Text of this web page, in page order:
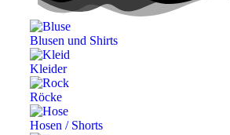
Blusen und Shirts
Kleider
Röcke
Hosen / Shorts